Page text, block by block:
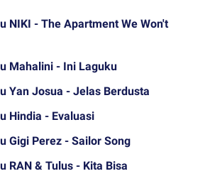
NIKI - The Apartment We Won't
Mahalini - Ini Laguku
Yan Josua - Jelas Berdusta
Hindia - Evaluasi
Gigi Perez - Sailor Song
RAN & Tulus - Kita Bisa